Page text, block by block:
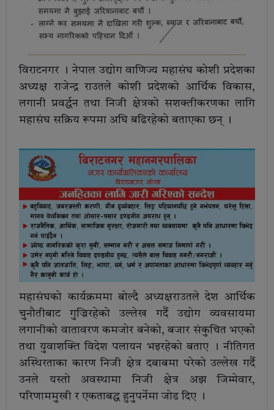
विराटनगर । नेपाल उद्योग वाणिज्य महासंघ कोशी प्रदेशका
अध्यक्ष राजेन्द्र राउतले कोशी प्रदेशको आर्थिक विकास,
लगानी प्रवर्द्धन तथा निजी क्षेत्रको सशक्तीकरणका लागि
महासंघ सक्रिय रूपमा अघि बढिरहेको बताएका छन् ।
महासंघको कार्यक्रममा बोल्दै अध्यक्षराउतले देश आर्थिक
चुनौतीबाट गुज्रिरहेको उल्लेख गर्दै उद्योग व्यवसायमा
लगानीको वातावरण कमजोर बनेको, बजार संकुचित भएको
तथा युवाशक्ति विदेश पलायन भइरहेको बताए । नीतिगत
अस्थिरताका कारण निजी क्षेत्र दबाबमा परेको उल्लेख गर्दै
उनले यस्तो अवस्थामा निजी क्षेत्र अझ जिम्मेवार,
परिणाममुखी र एकताबद्ध हुनुपर्नेमा जोड दिए ।